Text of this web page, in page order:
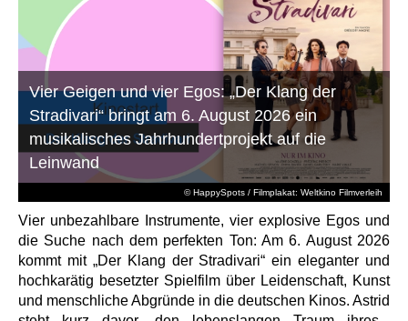
© HappySpots / Filmplakat: Weltkino Filmverleih
Vier Geigen und vier Egos: „Der Klang der
Stradivari“ bringt am 6. August 2026 ein
musikalisches Jahrhundertprojekt auf die
Leinwand
Vier unbezahlbare Instrumente, vier explosive Egos und
die Suche nach dem perfekten Ton: Am 6. August 2026
kommt mit „Der Klang der Stradivari“ ein eleganter und
hochkarätig besetzter Spielfilm über Leidenschaft, Kunst
und menschliche Abgründe in die deutschen Kinos. Astrid